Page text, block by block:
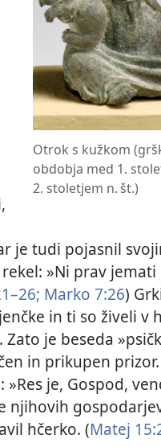
Otrok s kužkom
obdobja med 1.
2. stoletjem n. št.)
je tudi pojasnil
»Ni prav
Marko 7:26)
in ti so živeli v
je beseda
in prikupen
»Res je, Gospod,
hčerko. (Matej